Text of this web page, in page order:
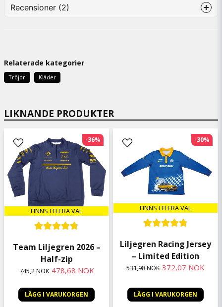
Recensioner (2)
Tommy
1 måned siden
Min Pojk är jättenöjd med tröjan.
LIKNANDE PRODUKTER
FINNS I FLERA VAL
Team Liljegren 2026 –
Half-zip
745,2 NOK 478,68 NOK
LÄGG I VARUKORGEN
-36%
FINNS I FLERA VAL
Liljegren Racing Jersey
– Limited Edition
531,98 NOK 372,07 NOK
LÄGG I VARUKORGEN
-30%
Relaterade kategorier
Tröjor Kläder